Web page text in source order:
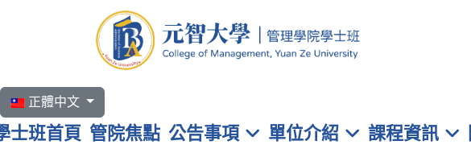
選擇你的語言
正體中文
士班首頁 管院焦點 公告事項 單位介紹 課程資訊